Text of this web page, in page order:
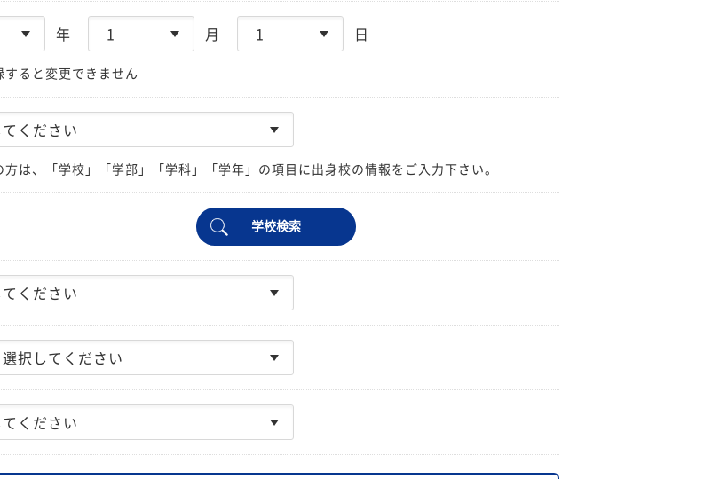
年 月 日
ると変更できません
は、「学校」「学部」「学科」「学年」の項目に出身校の情報をご入力下さい。
学校検索